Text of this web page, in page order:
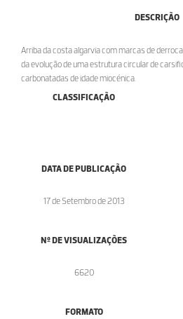
DESCRIÇÃO
Arriba da costa algarvia com marcas de
da evolução de uma estrutura circular de
carbonatadas de idade miocénica.
CLASSIFICAÇÃO
DATA DE PUBLICAÇÃO
17 de Setembro de 2013
Nº DE VISUALIZAÇÕES
6620
FORMATO